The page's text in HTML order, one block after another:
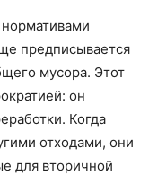
предписывается
мусора. Этот
он
Когда
отходами, они
для вторичной